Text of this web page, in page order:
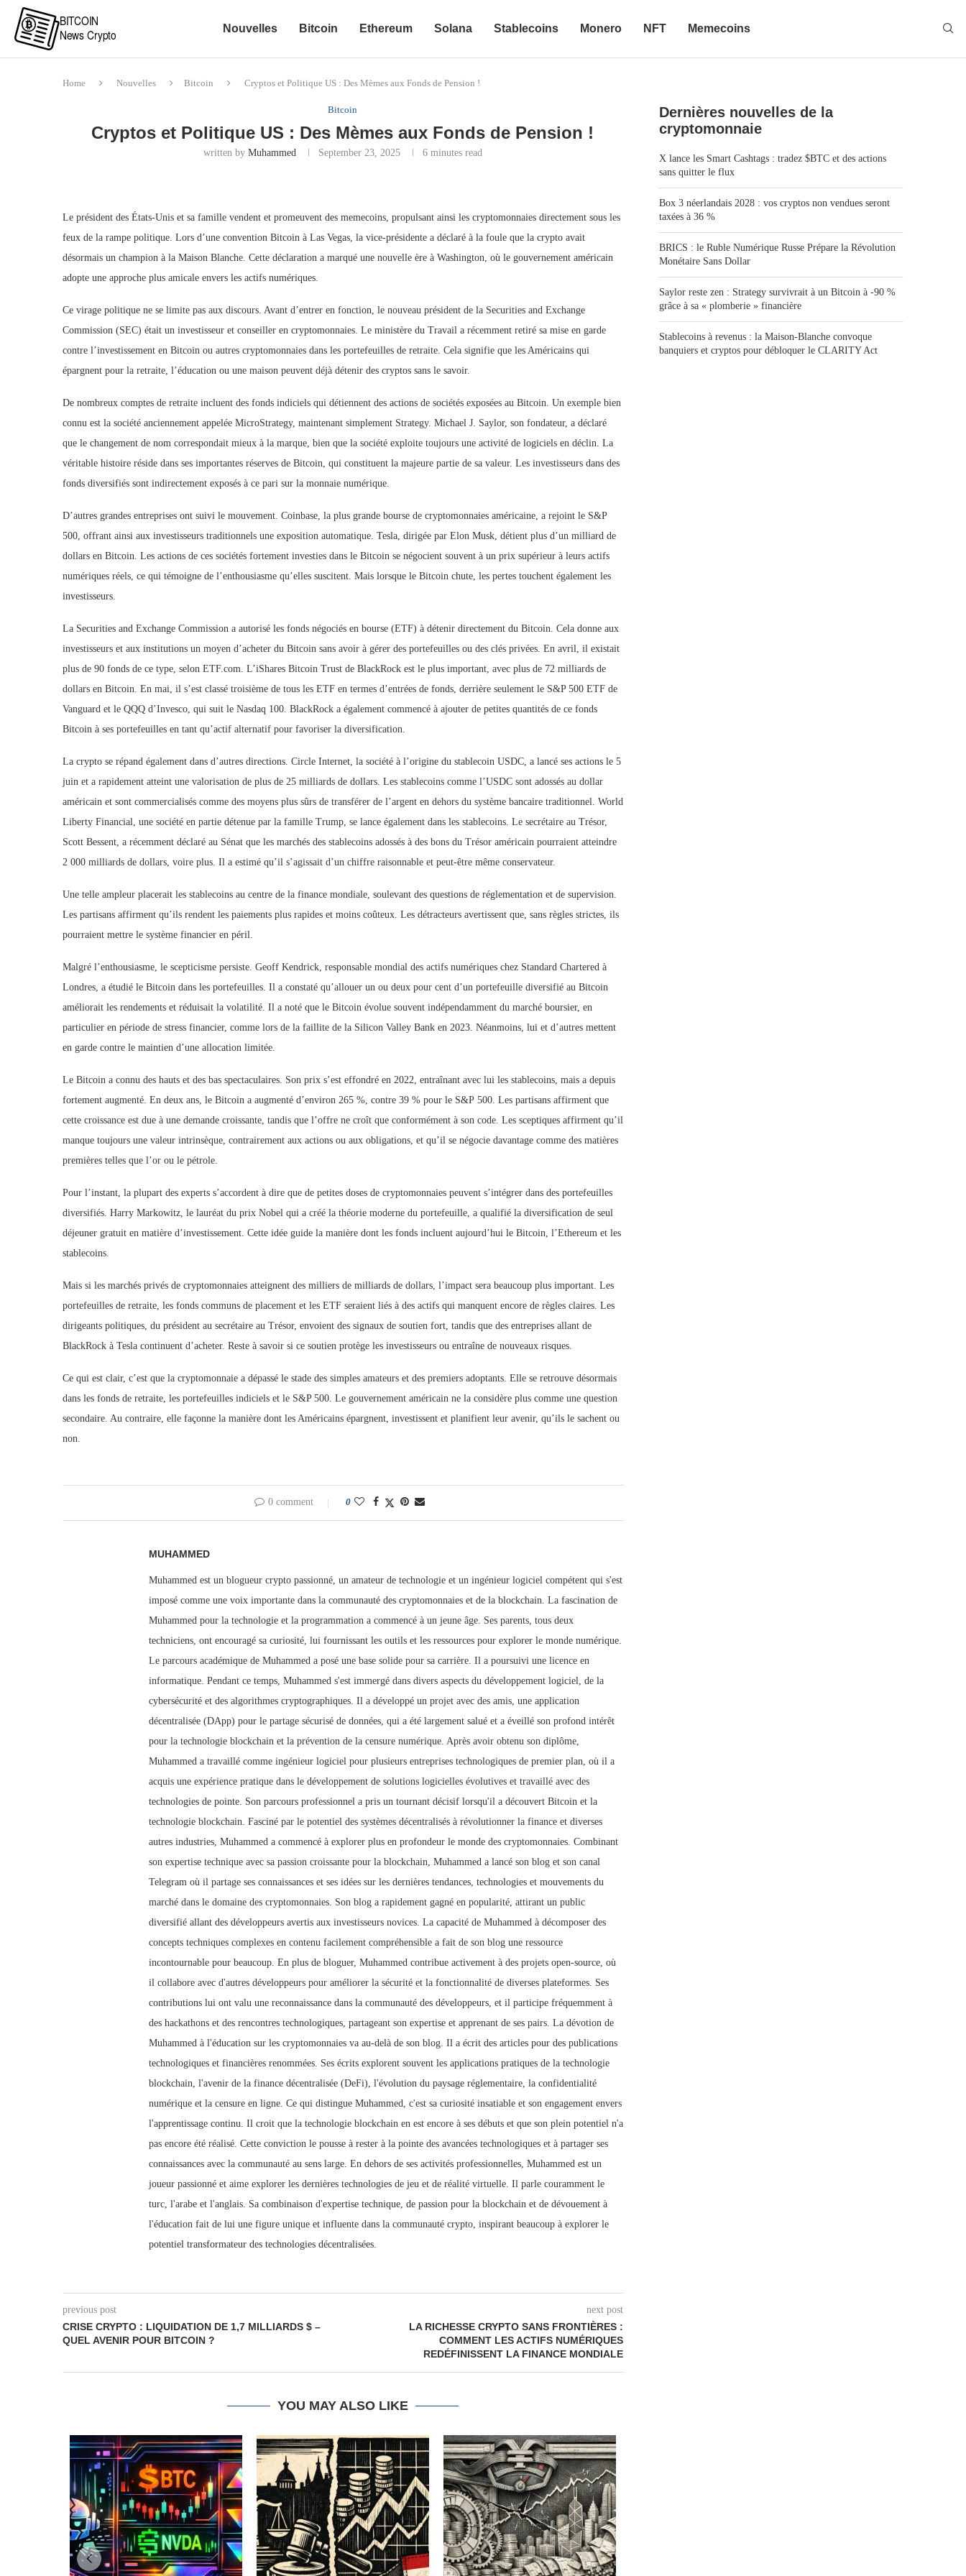
Nouvelles Bitcoin Ethereum Solana Stablecoins Monero NFT Memecoins
Home Nouvelles Bitcoin Cryptos et Politique US : Des Mèmes aux Fonds de Pension !
Bitcoin
Cryptos et Politique US : Des Mèmes aux Fonds de Pension !
written by Muhammed September 23, 2025 6 minutes read
Le président des États-Unis et sa famille vendent et promeuvent des memecoins, propulsant ainsi les cryptomonnaies directement sous les
feux de la rampe politique. Lors d’une convention Bitcoin à Las Vegas, la vice-présidente a déclaré à la foule que la crypto avait
désormais un champion à la Maison Blanche. Cette déclaration a marqué une nouvelle ère à Washington, où le gouvernement américain
adopte une approche plus amicale envers les actifs numériques.
Ce virage politique ne se limite pas aux discours. Avant d’entrer en fonction, le nouveau président de la Securities and Exchange
Commission (SEC) était un investisseur et conseiller en cryptomonnaies. Le ministère du Travail a récemment retiré sa mise en garde
contre l’investissement en Bitcoin ou autres cryptomonnaies dans les portefeuilles de retraite. Cela signifie que les Américains qui
épargnent pour la retraite, l’éducation ou une maison peuvent déjà détenir des cryptos sans le savoir.
De nombreux comptes de retraite incluent des fonds indiciels qui détiennent des actions de sociétés exposées au Bitcoin. Un exemple bien
connu est la société anciennement appelée MicroStrategy, maintenant simplement Strategy. Michael J. Saylor, son fondateur, a déclaré
que le changement de nom correspondait mieux à la marque, bien que la société exploite toujours une activité de logiciels en déclin. La
véritable histoire réside dans ses importantes réserves de Bitcoin, qui constituent la majeure partie de sa valeur. Les investisseurs dans des
fonds diversifiés sont indirectement exposés à ce pari sur la monnaie numérique.
D’autres grandes entreprises ont suivi le mouvement. Coinbase, la plus grande bourse de cryptomonnaies américaine, a rejoint le S&P
500, offrant ainsi aux investisseurs traditionnels une exposition automatique. Tesla, dirigée par Elon Musk, détient plus d’un milliard de
dollars en Bitcoin. Les actions de ces sociétés fortement investies dans le Bitcoin se négocient souvent à un prix supérieur à leurs actifs
numériques réels, ce qui témoigne de l’enthousiasme qu’elles suscitent. Mais lorsque le Bitcoin chute, les pertes touchent également les
investisseurs.
La Securities and Exchange Commission a autorisé les fonds négociés en bourse (ETF) à détenir directement du Bitcoin. Cela donne aux
investisseurs et aux institutions un moyen d’acheter du Bitcoin sans avoir à gérer des portefeuilles ou des clés privées. En avril, il existait
plus de 90 fonds de ce type, selon ETF.com. L’iShares Bitcoin Trust de BlackRock est le plus important, avec plus de 72 milliards de
dollars en Bitcoin. En mai, il s’est classé troisième de tous les ETF en termes d’entrées de fonds, derrière seulement le S&P 500 ETF de
Vanguard et le QQQ d’Invesco, qui suit le Nasdaq 100. BlackRock a également commencé à ajouter de petites quantités de ce fonds
Bitcoin à ses portefeuilles en tant qu’actif alternatif pour favoriser la diversification.
La crypto se répand également dans d’autres directions. Circle Internet, la société à l’origine du stablecoin USDC, a lancé ses actions le 5
juin et a rapidement atteint une valorisation de plus de 25 milliards de dollars. Les stablecoins comme l’USDC sont adossés au dollar
américain et sont commercialisés comme des moyens plus sûrs de transférer de l’argent en dehors du système bancaire traditionnel. World
Liberty Financial, une société en partie détenue par la famille Trump, se lance également dans les stablecoins. Le secrétaire au Trésor,
Scott Bessent, a récemment déclaré au Sénat que les marchés des stablecoins adossés à des bons du Trésor américain pourraient atteindre
2 000 milliards de dollars, voire plus. Il a estimé qu’il s’agissait d’un chiffre raisonnable et peut-être même conservateur.
Une telle ampleur placerait les stablecoins au centre de la finance mondiale, soulevant des questions de réglementation et de supervision.
Les partisans affirment qu’ils rendent les paiements plus rapides et moins coûteux. Les détracteurs avertissent que, sans règles strictes, ils
pourraient mettre le système financier en péril.
Malgré l’enthousiasme, le scepticisme persiste. Geoff Kendrick, responsable mondial des actifs numériques chez Standard Chartered à
Londres, a étudié le Bitcoin dans les portefeuilles. Il a constaté qu’allouer un ou deux pour cent d’un portefeuille diversifié au Bitcoin
améliorait les rendements et réduisait la volatilité. Il a noté que le Bitcoin évolue souvent indépendamment du marché boursier, en
particulier en période de stress financier, comme lors de la faillite de la Silicon Valley Bank en 2023. Néanmoins, lui et d’autres mettent
en garde contre le maintien d’une allocation limitée.
Le Bitcoin a connu des hauts et des bas spectaculaires. Son prix s’est effondré en 2022, entraînant avec lui les stablecoins, mais a depuis
fortement augmenté. En deux ans, le Bitcoin a augmenté d’environ 265 %, contre 39 % pour le S&P 500. Les partisans affirment que
cette croissance est due à une demande croissante, tandis que l’offre ne croît que conformément à son code. Les sceptiques affirment qu’il
manque toujours une valeur intrinsèque, contrairement aux actions ou aux obligations, et qu’il se négocie davantage comme des matières
premières telles que l’or ou le pétrole.
Pour l’instant, la plupart des experts s’accordent à dire que de petites doses de cryptomonnaies peuvent s’intégrer dans des portefeuilles
diversifiés. Harry Markowitz, le lauréat du prix Nobel qui a créé la théorie moderne du portefeuille, a qualifié la diversification de seul
déjeuner gratuit en matière d’investissement. Cette idée guide la manière dont les fonds incluent aujourd’hui le Bitcoin, l’Ethereum et les
stablecoins.
Mais si les marchés privés de cryptomonnaies atteignent des milliers de milliards de dollars, l’impact sera beaucoup plus important. Les
portefeuilles de retraite, les fonds communs de placement et les ETF seraient liés à des actifs qui manquent encore de règles claires. Les
dirigeants politiques, du président au secrétaire au Trésor, envoient des signaux de soutien fort, tandis que des entreprises allant de
BlackRock à Tesla continuent d’acheter. Reste à savoir si ce soutien protège les investisseurs ou entraîne de nouveaux risques.
Ce qui est clair, c’est que la cryptomonnaie a dépassé le stade des simples amateurs et des premiers adoptants. Elle se retrouve désormais
dans les fonds de retraite, les portefeuilles indiciels et le S&P 500. Le gouvernement américain ne la considère plus comme une question
secondaire. Au contraire, elle façonne la manière dont les Américains épargnent, investissent et planifient leur avenir, qu’ils le sachent ou
non.
0 comment 0
MUHAMMED
Muhammed est un blogueur crypto passionné, un amateur de technologie et un ingénieur logiciel compétent qui s'est
imposé comme une voix importante dans la communauté des cryptomonnaies et de la blockchain. La fascination de
Muhammed pour la technologie et la programmation a commencé à un jeune âge. Ses parents, tous deux
techniciens, ont encouragé sa curiosité, lui fournissant les outils et les ressources pour explorer le monde numérique.
Le parcours académique de Muhammed a posé une base solide pour sa carrière. Il a poursuivi une licence en
informatique. Pendant ce temps, Muhammed s'est immergé dans divers aspects du développement logiciel, de la
cybersécurité et des algorithmes cryptographiques. Il a développé un projet avec des amis, une application
décentralisée (DApp) pour le partage sécurisé de données, qui a été largement salué et a éveillé son profond intérêt
pour la technologie blockchain et la prévention de la censure numérique. Après avoir obtenu son diplôme,
Muhammed a travaillé comme ingénieur logiciel pour plusieurs entreprises technologiques de premier plan, où il a
acquis une expérience pratique dans le développement de solutions logicielles évolutives et travaillé avec des
technologies de pointe. Son parcours professionnel a pris un tournant décisif lorsqu'il a découvert Bitcoin et la
technologie blockchain. Fasciné par le potentiel des systèmes décentralisés à révolutionner la finance et diverses
autres industries, Muhammed a commencé à explorer plus en profondeur le monde des cryptomonnaies. Combinant
son expertise technique avec sa passion croissante pour la blockchain, Muhammed a lancé son blog et son canal
Telegram où il partage ses connaissances et ses idées sur les dernières tendances, technologies et mouvements du
marché dans le domaine des cryptomonnaies. Son blog a rapidement gagné en popularité, attirant un public
diversifié allant des développeurs avertis aux investisseurs novices. La capacité de Muhammed à décomposer des
concepts techniques complexes en contenu facilement compréhensible a fait de son blog une ressource
incontournable pour beaucoup. En plus de bloguer, Muhammed contribue activement à des projets open-source, où
il collabore avec d'autres développeurs pour améliorer la sécurité et la fonctionnalité de diverses plateformes. Ses
contributions lui ont valu une reconnaissance dans la communauté des développeurs, et il participe fréquemment à
des hackathons et des rencontres technologiques, partageant son expertise et apprenant de ses pairs. La dévotion de
Muhammed à l'éducation sur les cryptomonnaies va au-delà de son blog. Il a écrit des articles pour des publications
technologiques et financières renommées. Ses écrits explorent souvent les applications pratiques de la technologie
blockchain, l'avenir de la finance décentralisée (DeFi), l'évolution du paysage réglementaire, la confidentialité
numérique et la censure en ligne. Ce qui distingue Muhammed, c'est sa curiosité insatiable et son engagement envers
l'apprentissage continu. Il croit que la technologie blockchain en est encore à ses débuts et que son plein potentiel n'a
pas encore été réalisé. Cette conviction le pousse à rester à la pointe des avancées technologiques et à partager ses
connaissances avec la communauté au sens large. En dehors de ses activités professionnelles, Muhammed est un
joueur passionné et aime explorer les dernières technologies de jeu et de réalité virtuelle. Il parle couramment le
turc, l'arabe et l'anglais. Sa combinaison d'expertise technique, de passion pour la blockchain et de dévouement à
l'éducation fait de lui une figure unique et influente dans la communauté crypto, inspirant beaucoup à explorer le
potentiel transformateur des technologies décentralisées.
previous post
CRISE CRYPTO : LIQUIDATION DE 1,7 MILLIARDS $ –
QUEL AVENIR POUR BITCOIN ?
next post
LA RICHESSE CRYPTO SANS FRONTIÈRES :
COMMENT LES ACTIFS NUMÉRIQUES
REDÉFINISSENT LA FINANCE MONDIALE
YOU MAY ALSO LIKE
Dernières nouvelles de la
cryptomonnaie
X lance les Smart Cashtags : tradez $BTC et des actions
sans quitter le flux
Box 3 néerlandais 2028 : vos cryptos non vendues seront
taxées à 36 %
BRICS : le Ruble Numérique Russe Prépare la Révolution
Monétaire Sans Dollar
Saylor reste zen : Strategy survivrait à un Bitcoin à -90 %
grâce à sa « plomberie » financière
Stablecoins à revenus : la Maison-Blanche convoque
banquiers et cryptos pour débloquer le CLARITY Act